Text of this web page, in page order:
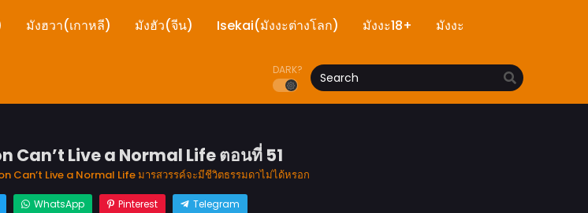
มังฮวา(เกาหลี) มังฮัว(จีน) Isekai(มังงะต่างโลก) มังงะ18+ มังงะ
DARK?
Can’t Live a Normal Life ตอนที่ 51
Can’t Live a Normal Life มารสวรรค์จะมีชีวิตธรรมดาไม่ได้หรอก
WhatsApp Pinterest Telegram